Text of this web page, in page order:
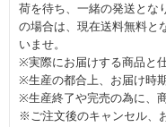
荷を待ち、一緒の発送とな
の場合は、現在送料無料と
いませ。
※実際にお届けする商品と
※生産の都合上、お届け時
※生産終了や完売の為に、
※ご注文後のキャンセル、